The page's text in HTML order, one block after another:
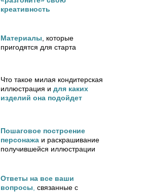
креативность
Материалы , которые
пригодятся для старта
Что такое милая кондитерская
иллюстрация и для каких
изделий она подойдет
Пошаговое построение
персонажа и раскрашивание
получившейся иллюстрации
Ответы на все ваши
вопросы связанные с